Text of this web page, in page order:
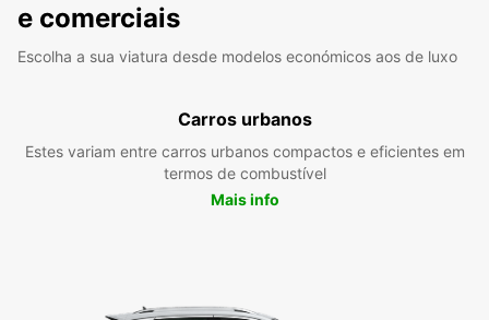
e comerciais
Escolha a sua viatura desde modelos económicos aos de luxo
Carros urbanos
Estes variam entre carros urbanos compactos e eficientes em
termos de combustível
Mais info